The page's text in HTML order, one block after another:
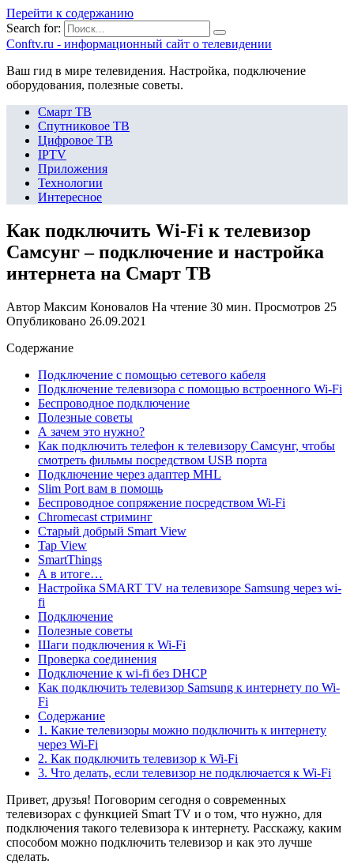
Перейти к содержанию
Search for:
Сonftv.ru - информационный сайт о телевидении
Ваш гид в мире телевидения. Настройка, подключение
оборудования, полезные советы.
Смарт ТВ
Спутниковое ТВ
Цифровое ТВ
IPTV
Приложения
Технологии
Интересное
Как подключить Wi-Fi к телевизор
Самсунг – подключение и настройка
интернета на Смарт ТВ
Автор Максим Коновалов На чтение 30 мин. Просмотров 25
Опубликовано 26.09.2021
Содержание
Подключение с помощью сетевого кабеля
Подключение телевизора с помощью встроенного Wi-Fi
Беспроводное подключение
Полезные советы
А зачем это нужно?
Как подключить телефон к телевизору Самсунг, чтобы
смотреть фильмы посредством USB порта
Подключение через адаптер MHL
Slim Port вам в помощь
Беспроводное сопряжение посредством Wi-Fi
Chromecast стриминг
Старый добрый Smart View
Tap View
SmartThings
А в итоге…
Настройка SMART TV на телевизоре Samsung через wi-
fi
Подключение
Полезные советы
Шаги подключения к Wi-Fi
Проверка соединения
Подключение к wi-fi без DHCP
Как подключить телевизор Samsung к интернету по Wi-
Fi
Содержание
1. Какие телевизоры можно подключить к интернету
через Wi-Fi
2. Как подключить телевизор к Wi-Fi
3. Что делать, если телевизор не подключается к Wi-Fi
Привет, друзья! Поговорим сегодня о современных
телевизорах с функцией Smart TV и о том, что нужно, для
подключения такого телевизора к интернету. Расскажу, каким
способом можно подключить телевизор и как это лучше
сделать.